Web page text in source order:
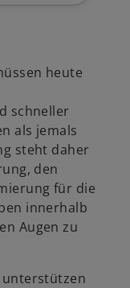
heute
schneller
als jemals
steht daher
den
für die
innerhalb
Augen zu
unterstützen